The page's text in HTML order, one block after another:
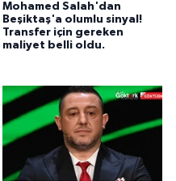
Mohamed Salah'dan
Beşiktaş'a olumlu sinyal!
Transfer için gereken
maliyet belli oldu.